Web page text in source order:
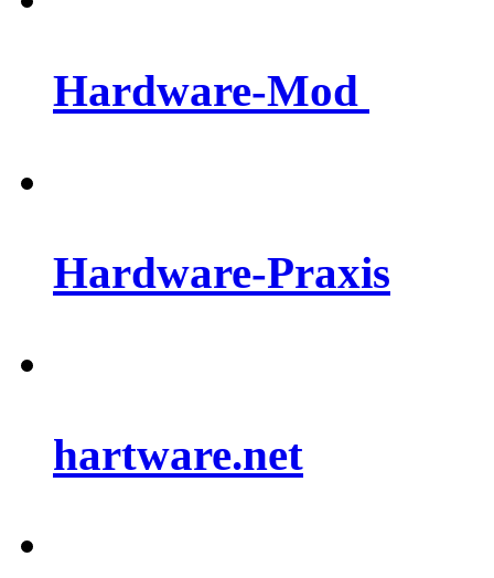
Hardware-Mod
Hardware-Praxis
hartware.net